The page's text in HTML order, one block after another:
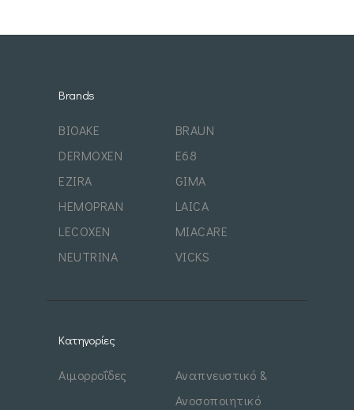
Brands
BIOAKE
BRAUN
DERMOXEN
E68
EZIRA
GIMA
HEMOPRAN
LAICA
LECOXEN
MIACARE
NEUTRINA
VICKS
Κατηγορίες
Αιμορροΐδες
Αναπνευστικό &
Ανοσοποιητικό